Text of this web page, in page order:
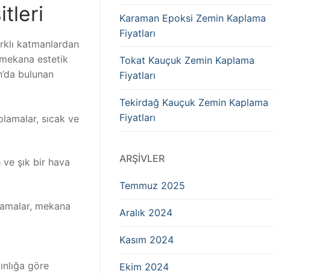
katmanlardan
estetik
bulunan
sıcak ve
şık bir hava
mekana
göre
Karaman Epoksi Zemin Kaplama
Fiyatları
Tokat Kauçuk Zemin Kaplama
Fiyatları
Tekirdağ Kauçuk Zemin Kaplama
Fiyatları
ARŞIVLER
Temmuz 2025
Aralık 2024
Kasım 2024
Ekim 2024